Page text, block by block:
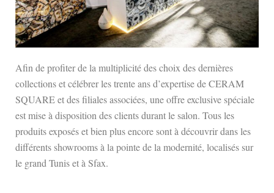
Afin de profiter de la multiplicité des choix des dernières
collections et célébrer les trente ans d’expertise de CERAM
SQUARE et des filiales associées, une offre exclusive spéciale
est mise à disposition des clients durant le salon. Tous les
produits exposés et bien plus encore sont à découvrir dans les
différents showrooms à la pointe de la modernité, localisés sur
le grand Tunis et à Sfax.